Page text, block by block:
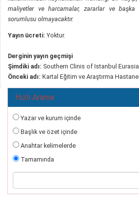
maliyetler ve harcamalar, zararlar ve başka
sorumlusu olmayacaktır.
Yayın ücreti: Yoktur.
Derginin yayın geçmişi
Şimdiki adı: Southern Clinis of Istanbul
Önceki adı: Kartal Eğitim ve Araştırma
Hızlı Arama
Yazar ve kurum içinde
Başlık ve özet içinde
Anahtar kelimelerde
Tamamında